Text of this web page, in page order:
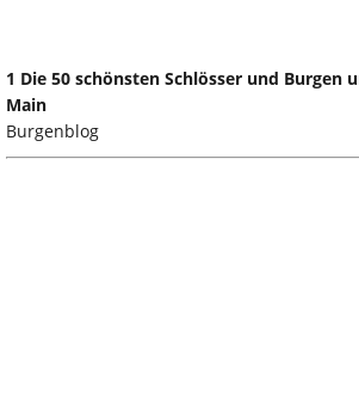
1 Die 50 schönsten Schlösser und Burgen
Main
Burgenblog